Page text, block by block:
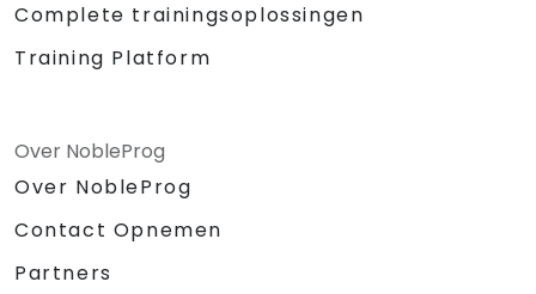
Complete trainingsoplossingen
Training Platform
Over NobleProg
Over NobleProg
Contact Opnemen
Partners